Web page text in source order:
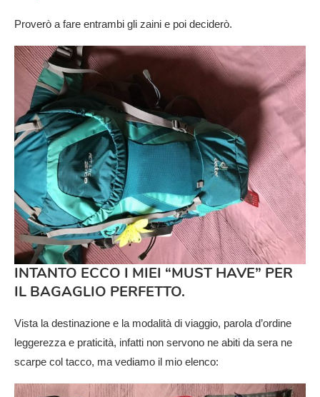
Proverò a fare entrambi gli zaini e poi deciderò.
INTANTO ECCO I MIEI “MUST HAVE” PER
IL BAGAGLIO PERFETTO.
Vista la destinazione e la modalità di viaggio, parola d’ordine
leggerezza e praticità, infatti non servono ne abiti da sera ne
scarpe col tacco, ma vediamo il mio elenco: